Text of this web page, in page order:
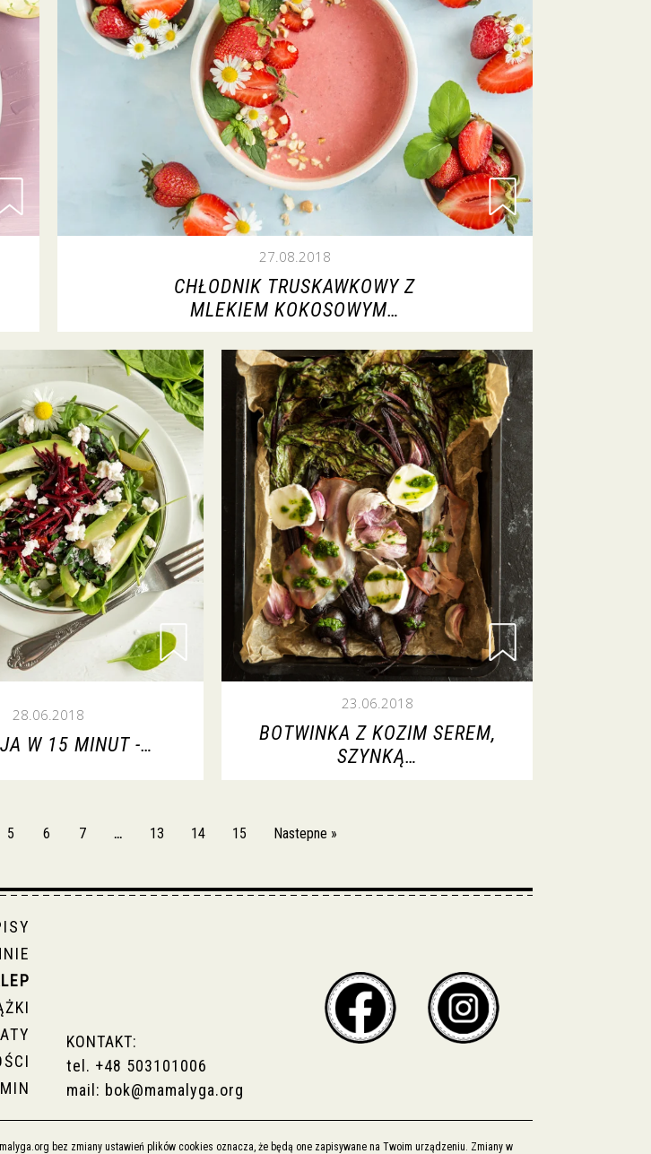
27.08.2018
CHŁODNIK TRUSKAWKOWY Z
MLEKIEM KOKOSOWYM…
28.06.2018
W 15 MINUT -…
23.06.2018
BOTWINKA Z KOZIM SEREM,
SZYNKĄ…
5 6 7 … 13 14 15 Nastepne »
KONTAKT:
tel. +48 503101006
mail: bok@mamalyga.org
bez zmiany ustawień plików cookies oznacza, że będą one zapisywane na Twoim urządzeniu. Zmiany w